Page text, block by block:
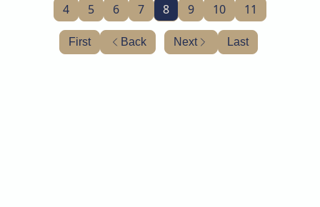
First Back
4 5 6 7 8 9 10 11
Next Last